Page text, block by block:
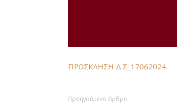
ΠΡΟΣΚΛΗΣΗ Δ.Σ_17062024.
Προηγούμενο άρθρο